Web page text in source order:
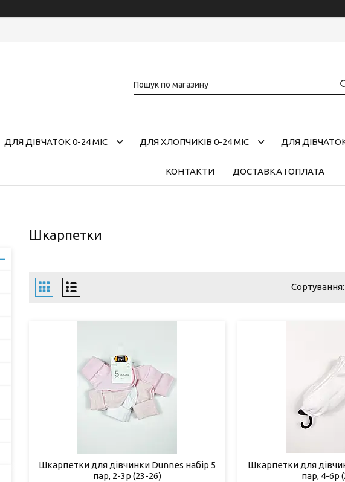
ДЛЯ ДІВЧАТОК 0-24 МІС ДЛЯ ХЛОПЧИКІВ 0-24 МІС ДЛЯ
КОНТАКТИ ДОСТАВКА І ОПЛАТА
Шкарпетки
Шкарпетки для дівчинки Dunnes набір 5
пар, 2-3р (23-26)
Шкарпетки для
пар, 4-6р